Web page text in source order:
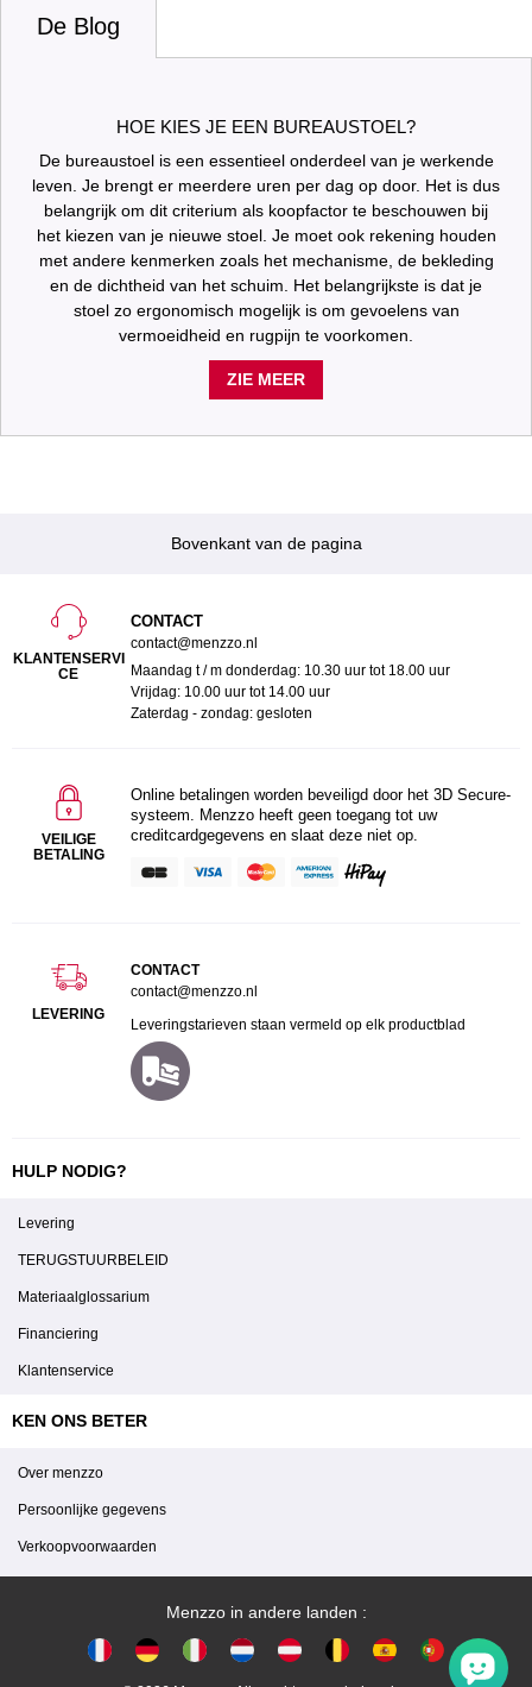
De Blog
HOE KIES JE EEN BUREAUSTOEL?
De bureaustoel is een essentieel onderdeel van je werkende
leven. Je brengt er meerdere uren per dag op door. Het is dus
belangrijk om dit criterium als koopfactor te beschouwen bij
het kiezen van je nieuwe stoel. Je moet ook rekening houden
met andere kenmerken zoals het mechanisme, de bekleding
en de dichtheid van het schuim. Het belangrijkste is dat je
stoel zo ergonomisch mogelijk is om gevoelens van
vermoeidheid en rugpijn te voorkomen.
ZIE MEER
Bovenkant van de pagina
KLANTENSERVI
CE
CONTACT
contact@menzzo.nl
Maandag t / m donderdag: 10.30 uur tot 18.00 uur
Vrijdag: 10.00 uur tot 14.00 uur
Zaterdag - zondag: gesloten
VEILIGE
BETALING
Online betalingen worden beveiligd door het 3D Secure-
systeem. Menzzo heeft geen toegang tot uw
creditcardgegevens en slaat deze niet op.
LEVERING
CONTACT
contact@menzzo.nl
Leveringstarieven staan vermeld op elk productblad
HULP NODIG?
Levering
TERUGSTUURBELEID
Materiaalglossarium
Financiering
Klantenservice
KEN ONS BETER
Over menzzo
Persoonlijke gegevens
Verkoopvoorwaarden
Menzzo in andere landen :